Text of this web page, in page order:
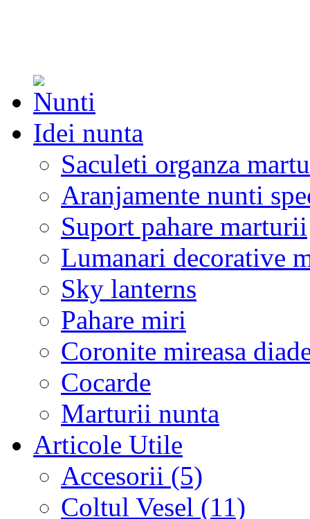
Idei nunta
Saculeti organza
Aranjamente nunti
Suport pahare marturii
Lumanari decorative
Sky lanterns
Pahare miri
Coronite mireasa
Cocarde
Marturii nunta
Articole Utile
Accesorii (5)
Coltul Vesel (11)